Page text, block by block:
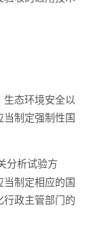
态环境安全以
制定强制性国
分析试验方
制定相应的国
政主管部门的